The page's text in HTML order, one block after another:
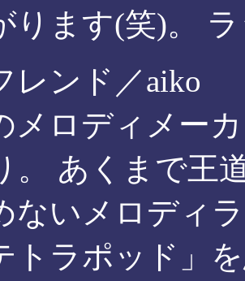
ります(笑)。
レンド／aiko
メロディメー
。 あくまで王
ないメロディ
トラポッド」